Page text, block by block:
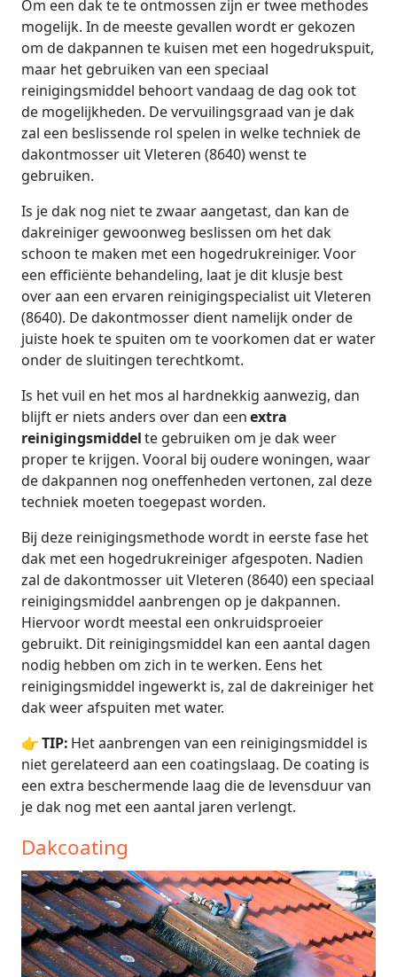
Om een dak te te ontmossen zijn er twee methodes
mogelijk. In de meeste gevallen wordt er gekozen
om de dakpannen te kuisen met een hogedrukspuit,
maar het gebruiken van een speciaal
reinigingsmiddel behoort vandaag de dag ook tot
de mogelijkheden. De vervuilingsgraad van je dak
zal een beslissende rol spelen in welke techniek de
dakontmosser uit Vleteren (8640) wenst te
gebruiken.
Is je dak nog niet te zwaar aangetast, dan kan de
dakreiniger gewoonweg beslissen om het dak
schoon te maken met een hogedrukreiniger. Voor
een efficiënte behandeling, laat je dit klusje best
over aan een ervaren reinigingspecialist uit Vleteren
(8640). De dakontmosser dient namelijk onder de
juiste hoek te spuiten om te voorkomen dat er water
onder de sluitingen terechtkomt.
Is het vuil en het mos al hardnekkig aanwezig, dan
blijft er niets anders over dan eenextra
reinigingsmiddelte gebruiken om je dak weer
proper te krijgen. Vooral bij oudere woningen, waar
de dakpannen nog oneffenheden vertonen, zal deze
techniek moeten toegepast worden.
Bij deze reinigingsmethode wordt in eerste fase het
dak met een hogedrukreiniger afgespoten. Nadien
zal de dakontmosser uit Vleteren (8640) een speciaal
reinigingsmiddel aanbrengen op je dakpannen.
Hiervoor wordt meestal een onkruidsproeier
gebruikt. Dit reinigingsmiddel kan een aantal dagen
nodig hebben om zich in te werken. Eens het
reinigingsmiddel ingewerkt is, zal de dakreiniger het
dak weer afspuiten met water.
👉TIP: Het aanbrengen van een reinigingsmiddel is
niet gerelateerd aan een coatingslaag. De coating is
een extra beschermende laag die de levensduur van
je dak nog met een aantal jaren verlengt.
Dakcoating